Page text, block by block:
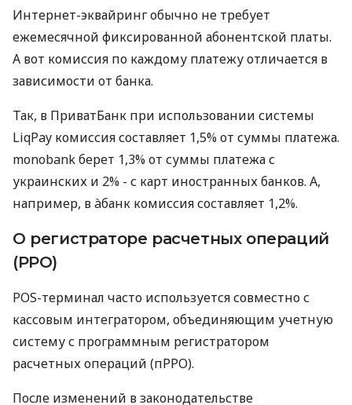
Интернет-эквайринг обычно не требует
ежемесячной фиксированной абонентской платы.
А вот комиссия по каждому платежу отличается в
зависимости от банка.
Так, в ПриватБанк при использовании системы
LiqPay комиссия составляет 1,5% от суммы платежа.
monobank берет 1,3% от суммы платежа с
украинских и 2% - с карт иностранных банков. А,
например, в àбанк комиссия составляет 1,2%.
О регистраторе расчетных операций
(РРО)
POS-терминал часто используется совместно с
кассовым интегратором, объединяющим учетную
систему с программным регистратором
расчетных операций (пРРО).
После изменений в законодательстве